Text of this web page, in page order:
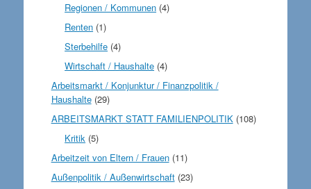
Regionen / Kommunen (4)
Renten (1)
Sterbehilfe (4)
Wirtschaft / Haushalte (4)
Arbeitsmarkt / Konjunktur / Finanzpolitik /
Haushalte(29)
ARBEITSMARKT STATT FAMILIENPOLITIK(108)
Kritik (5)
Arbeitzeit von Eltern / Frauen(11)
Außenpolitik / Außenwirtschaft(23)